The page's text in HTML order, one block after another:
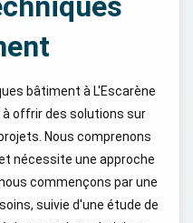
bâtiment à L'Escarène
offrir des solutions sur
Nous comprenons
nécessite une approche
commençons par une
suivie d'une étude de